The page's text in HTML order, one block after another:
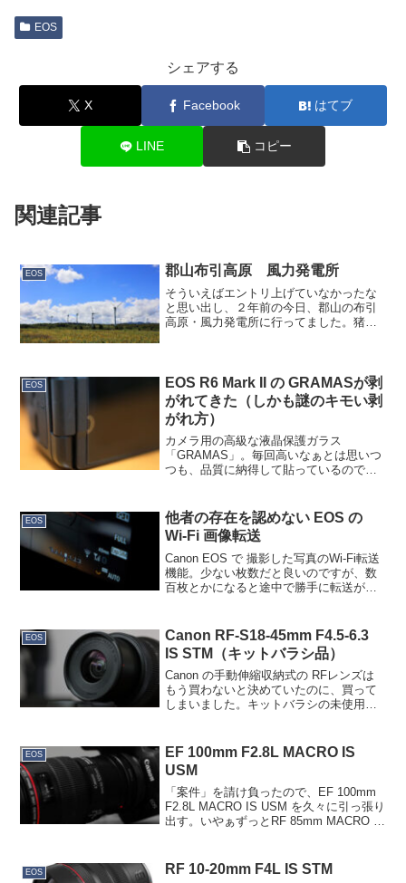
EOS
シェアする
X Facebook はてブ
LINE コピー
関連記事
EOS 郡山布引高原 風力発電所
そういえばエントリ上げていなかったな
と思い出し、２年前の今日、郡山の布引
高原・風力発電所に行ってました。猪苗
酒も）美味しいし、関東...
EOS
EOS R6 Mark II の GRAMASが剥
がれてきた（しかも謎のキモい剥
がれ方）
カメラ用の高級な液晶保護ガラス
「GRAMAS」。毎回高いなぁとは思いつ
つも、品質に納得して貼っているのです
した。何ですかこれ…こんなU時型に浮い
て...
EOS
他者の存在を認めない EOS の
Wi-Fi 画像転送
Canon EOS で 撮影した写真のWi-Fi転送
機能。少ない枚数だと良いのですが、数
百枚とかになると途中で勝手に転送が止
よく分からなくて、キヤノンに問い合わ
せてみま...
EOS
Canon RF-S18-45mm F4.5-6.3
IS STM（キットバラシ品）
Canon の手動伸縮収納式の RFレンズは
もう買わないと決めていたのに、買って
しまいました。キットバラシの未使用品
イド端。使用時、テレ端...
EOS
EF 100mm F2.8L MACRO IS
USM
「案件」を請け負ったので、EF 100mm
F2.8L MACRO IS USM を久々に引っ張り
出す。いやぁずっとRF 85mm MACRO IS
いいから、標準...
EOS RF 10-20mm F4L IS STM